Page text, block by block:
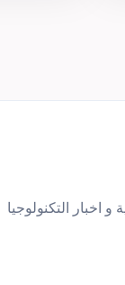
اخبار التكنولوجيا